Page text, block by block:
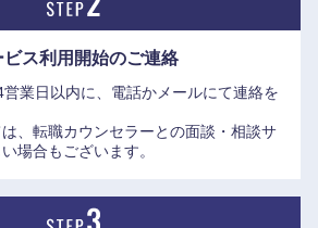
ビス利用開始のご連絡
業日以内に、電話かメールにて連絡を
、転職カウンセラーとの面談・相談サ
場合もございます。